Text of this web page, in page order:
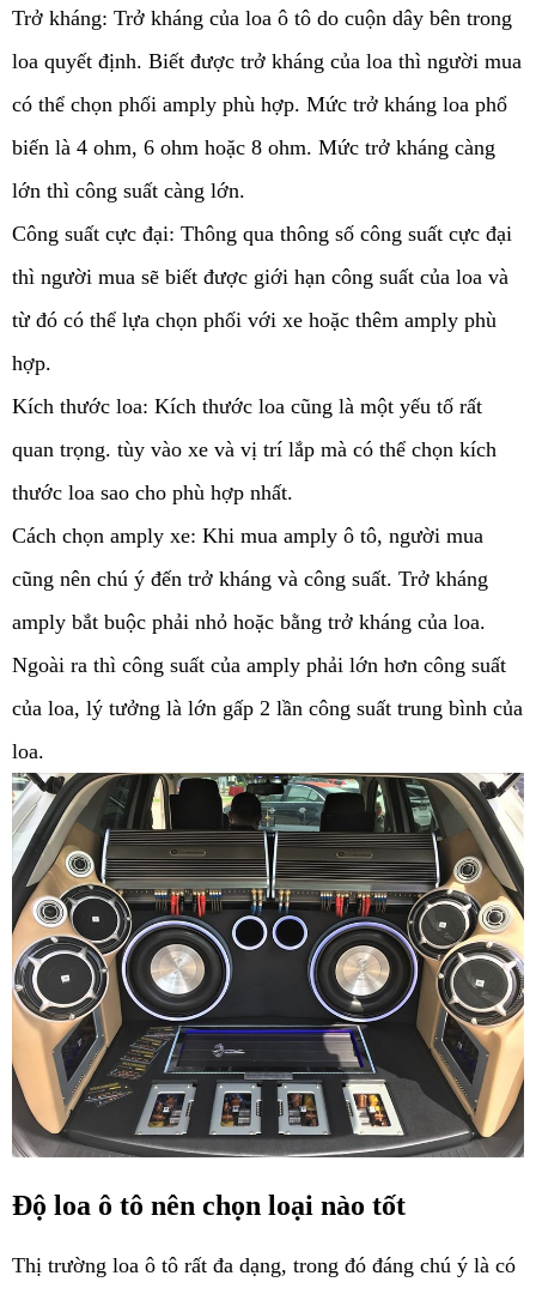
Trở kháng: Trở kháng của loa ô tô do cuộn dây bên trong
loa quyết định. Biết được trở kháng của loa thì người mua
có thể chọn phối amply phù hợp. Mức trở kháng loa phổ
biến là 4 ohm, 6 ohm hoặc 8 ohm. Mức trở kháng càng
lớn thì công suất càng lớn.
Công suất cực đại: Thông qua thông số công suất cực đại
thì người mua sẽ biết được giới hạn công suất của loa và
từ đó có thể lựa chọn phối với xe hoặc thêm amply phù
hợp.
Kích thước loa: Kích thước loa cũng là một yếu tố rất
quan trọng. tùy vào xe và vị trí lắp mà có thể chọn kích
thước loa sao cho phù hợp nhất.
Cách chọn amply xe: Khi mua amply ô tô, người mua
cũng nên chú ý đến trở kháng và công suất. Trở kháng
amply bắt buộc phải nhỏ hoặc bằng trở kháng của loa.
Ngoài ra thì công suất của amply phải lớn hơn công suất
của loa, lý tưởng là lớn gấp 2 lần công suất trung bình của
loa.
Độ loa ô tô nên chọn loại nào tốt
Thị trường loa ô tô rất đa dạng, trong đó đáng chú ý là có